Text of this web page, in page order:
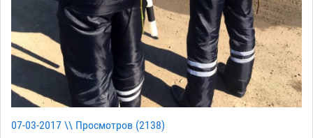
07-03-2017 \\ Просмотров (2138)